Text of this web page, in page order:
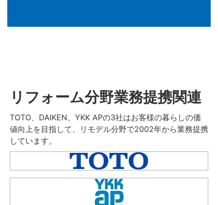
リフォーム分野業務提携関連
TOTO、DAIKEN、YKK APの3社はお客様の暮らしの価
値向上を目指して、リモデル分野で2002年から業務提携
しています。